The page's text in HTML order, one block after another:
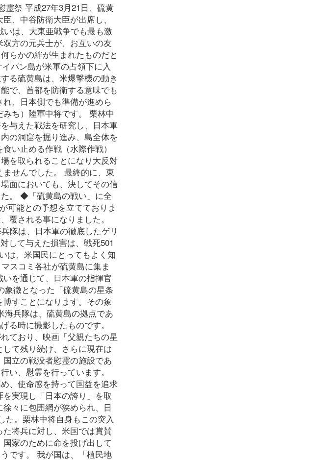
祭 平成27年3月21日、硫黄
、中谷防衛大臣が出席し、
は、大東亜戦争でも最も激
方の元兵士が、お互いの友
らかの絆が生まれたものだと
パン島が米軍の占領下に入
る硫黄島は、米爆撃機の動き
で、首都を防衛する意味でも
、日本側でも準備が進めら
ち）陸軍中将です。 栗林中
与えた戦法を研究し、日本軍
の洞窟を掘り進み、島全体を
い止める作戦（水際作戦）
を取られることになり大反対
せんでした。 最終的に、東
面においても、決してその信
。 ◆「硫黄島の戦い」に全
可能との予想を立てておりま
覆される事になりました。
隊は、日本軍の徹底したゲリ
して与えた損害は、戦死501
は、米国民にとってもよく知
スコミ各社が硫黄島に集ま
を通じて、日本軍の指揮官
徴となった「硫黄島の星条
すことになります。その象
海兵隊は、硫黄島の拠点であ
る時に撮影したものです。
ており、映画「父親たちの星
て残り続け、さらに現在は
立の戦没者慰霊の施設であ
い、慰霊を行っています。
、使命感を持って国益を追求
実現し「日本の誇り」を取
々に包囲網が狭められ、日
た。栗林中将自身もこの突入
将兵に対し、米国では賞賛
家のために命を投げ出して
です。 我が国は、「植民地